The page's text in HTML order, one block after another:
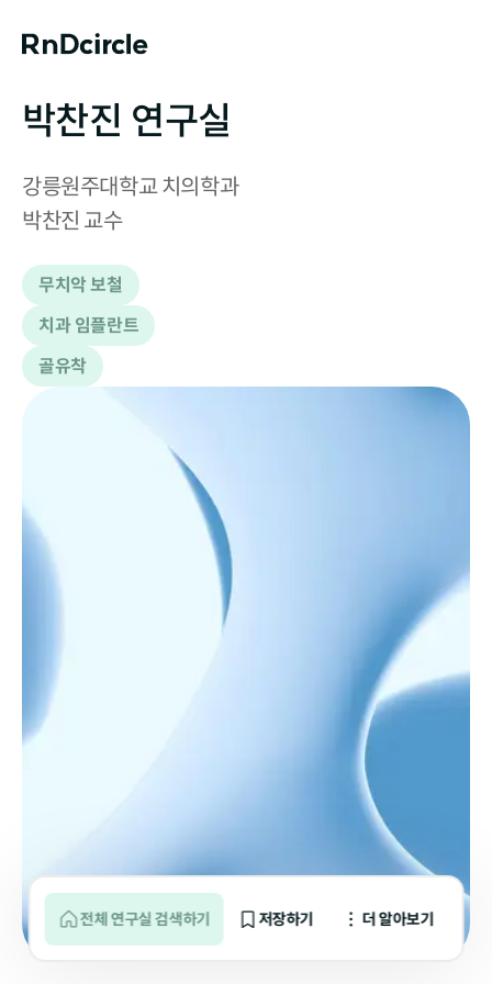
박찬진 연구실
강릉원주대학교 치의학과
박찬진 교수
무치악 보철
치과 임플란트
골유착
전체 연구실 검색하기 저장하기 더 알아보기